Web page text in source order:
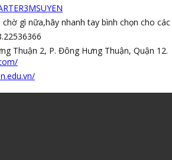
gì nữa,hãy nhanh tay bình chọn cho các
Thuận 2, P. Đông Hưng Thuận, Quận 12.